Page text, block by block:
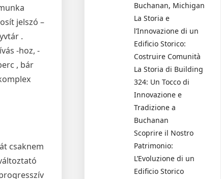
jelszó –
.
-hoz, -
, bár
csaknem
Buchanan, Michigan
La Storia e
l’Innovazione di un
Edificio Storico:
Costruire Comunità
La Storia di Building
324: Un Tocco di
Innovazione e
Tradizione a
Buchanan
Scoprire il Nostro
Patrimonio:
L’Evoluzione di un
Edificio Storico